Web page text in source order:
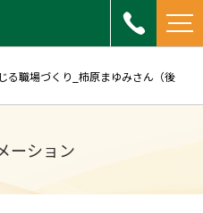
ーション
る職場づくり_柿原まゆみさん（後